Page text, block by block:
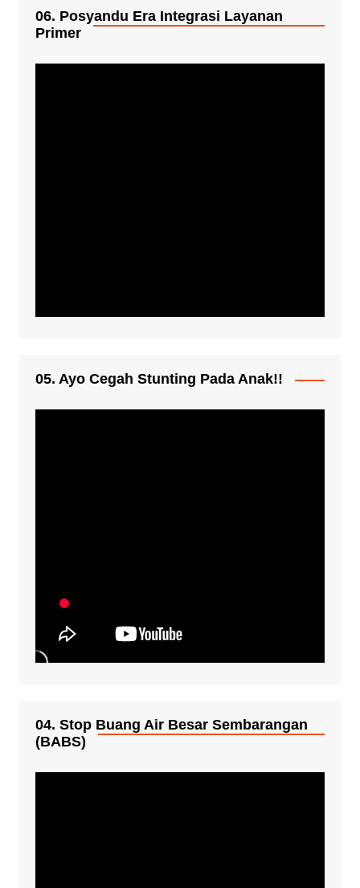
06. Posyandu Era Integrasi Layanan
Primer
05. Ayo Cegah Stunting Pada Anak!!
04. Stop Buang Air Besar Sembarangan
(BABS)